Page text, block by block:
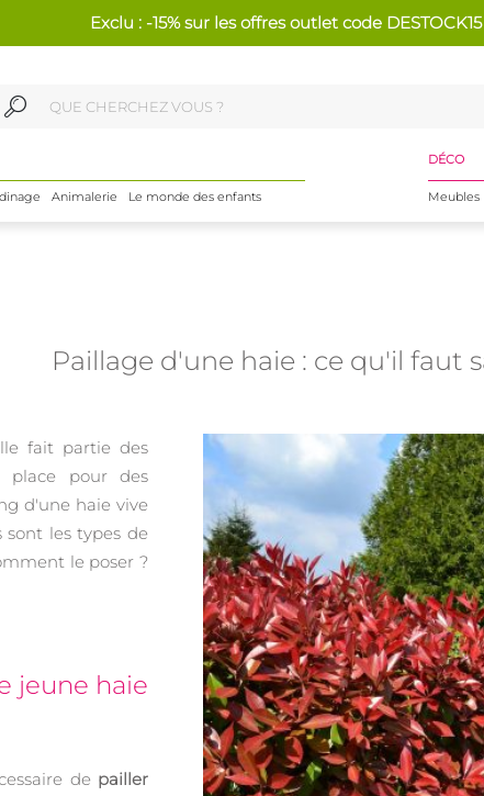
Exclu : -15% sur les offres outlet code
Animalerie Le monde des enfants
DÉCO
Meubles
Paillage d'une haie : ce qu'il faut
fait partie des
place pour des
d'une haie vive
sont les types de
le poser ?
jeune haie
de pailler